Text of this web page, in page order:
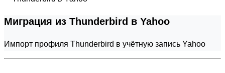
Миграция из Thunderbird в Yahoo
Импорт профиля Thunderbird в учётную запись Yahoo